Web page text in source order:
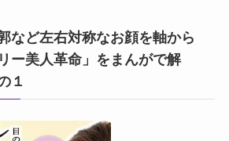
など左右対称なお顔を軸から
ー美人革命」をまんがで解
１